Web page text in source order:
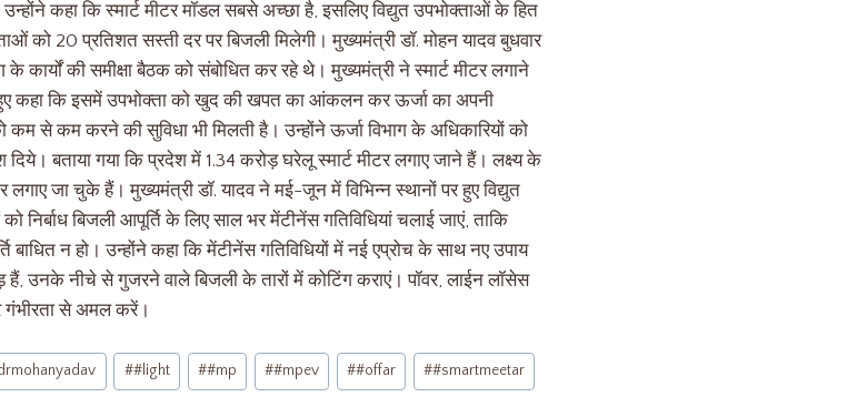
कहा कि स्मार्ट मीटर मॉडल सबसे अच्छा है, इसलिए विद्युत उपभोक्ताओं के हित
को 20 प्रतिशत सस्ती दर पर बिजली मिलेगी। मुख्यमंत्री डॉ. मोहन यादव बुधवार
कार्यों की समीक्षा बैठक को संबोधित कर रहे थे। मुख्यमंत्री ने स्मार्ट मीटर लगाने
कहा कि इसमें उपभोक्ता को खुद की खपत का आंकलन कर ऊर्जा का अपनी
कम से कम करने की सुविधा भी मिलती है। उन्होंने ऊर्जा विभाग के अधिकारियों को
बताया गया कि प्रदेश में 1.34 करोड़ घरेलू स्मार्ट मीटर लगाए जाने हैं। लक्ष्य के
जा चुके हैं। मुख्यमंत्री डॉ. यादव ने मई-जून में विभिन्न स्थानों पर हुए विद्युत
निर्बाध बिजली आपूर्ति के लिए साल भर मेंटीनेंस गतिविधियां चलाई जाएं, ताकि
बाधित न हो। उन्होंने कहा कि मेंटीनेंस गतिविधियों में नई एप्रोच के साथ नए उपाय
उनके नीचे से गुजरने वाले बिजली के तारों में कोटिंग कराएं। पॉवर, लाईन लॉसेस
से अमल करें।
##light ##mp ##mpev ##offar ##smartmeetar